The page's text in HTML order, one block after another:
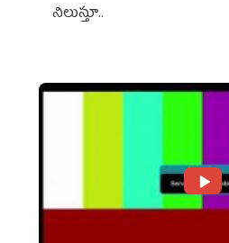
నిలుస్తూ..